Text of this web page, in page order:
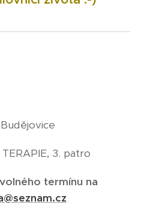
3. patro
termínu na